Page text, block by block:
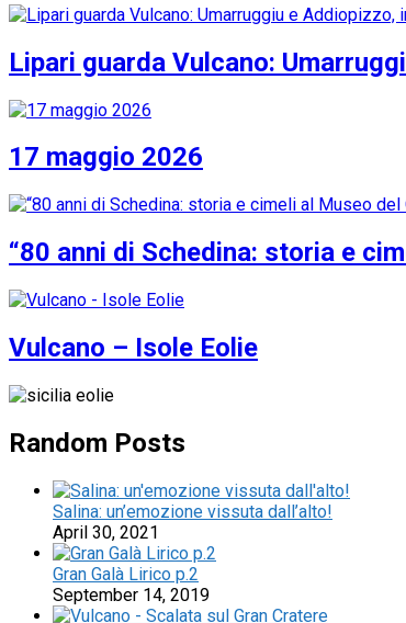
Lipari guarda Vulcano:
17 maggio 2026
“80 anni di Schedina: storia e
Vulcano – Isole Eolie
Random Posts
Salina: un’emozione vissuta dall’alto!
April 30, 2021
Gran Galà Lirico p.2
September 14, 2019